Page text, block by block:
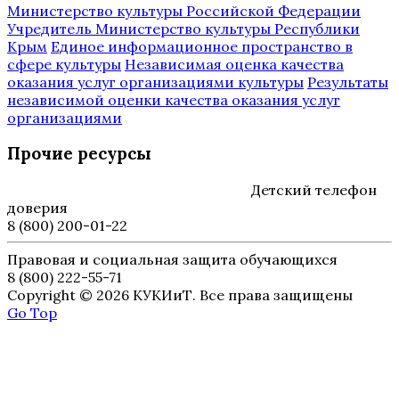
Министерство культуры Российской Федерации
Учредитель Министерство культуры Республики
Крым Единое информационное пространство в
сфере культуры Независимая оценка качества
оказания услуг организациями культуры Результаты
независимой оценки качества оказания услуг
организациями
Прочие ресурсы
Детский телефон
доверия
8 (800) 200-01-22
Правовая и социальная защита обучающихся
8 (800) 222-55-71
Copyright © 2026 КУКИиТ. Все права защищены
Go Top